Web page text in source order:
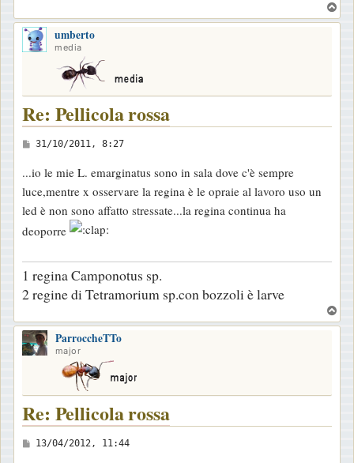
o
umberto
media
Re: Pellicola rossa
M
s
s
a
g
i
o
31/10/2011, 8:27
...io le mie L. emarginatus sono in sala dove c'è sempre
luce,mentre x osservare la regina è le opraie al lavoro uso un
led è non sono affatto stressate...la regina continua ha
deoporre
1 regina Camponotus sp.
2 regine di Tetramorium sp.con bozzoli è larve
o
ParroccheTTo
major
Re: Pellicola rossa
M
13/04/2012, 11:44